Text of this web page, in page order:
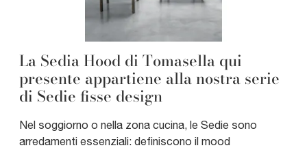
La Sedia Hood di Tomasella qui
presente appartiene alla nostra serie
di Sedie fisse design
Nel soggiorno o nella zona cucina, le Sedie sono
arredamenti essenziali: definiscono il mood